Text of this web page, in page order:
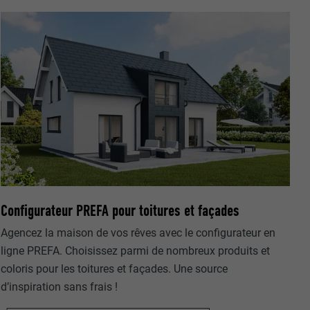
Configurateur PREFA pour toitures et façades
Agencez la maison de vos rêves avec le configurateur en
ligne PREFA. Choisissez parmi de nombreux produits et
coloris pour les toitures et façades. Une source
d’inspiration sans frais !
cookies. Ne
« Suivez-